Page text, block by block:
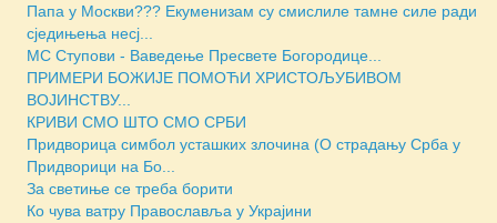
Папа у Москви??? Екуменизам су смислиле тамне силе ради
сједињења несј...
МС Ступови - Ваведење Пресвете Богородице...
ПРИМЕРИ БОЖИЈЕ ПОМОЋИ ХРИСТОЉУБИВОМ
ВОЈИНСТВУ...
КРИВИ СМО ШТО СМО СРБИ
Придворица симбол усташких злочина (О страдању Срба у
Придворици на Бо...
За светиње се треба борити
Ко чува ватру Православља у Украјини